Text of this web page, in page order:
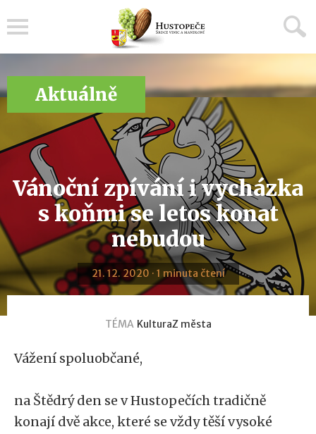
Aktuálně
Vánoční zpívání i vycházka
s koňmi se letos konat
nebudou
21. 12. 2020 · 1 minuta čtení
TÉMA KulturaZ města
Vážení spoluobčané,
na Štědrý den se v Hustopečích tradičně
konají dvě akce, které se vždy těší vysoké